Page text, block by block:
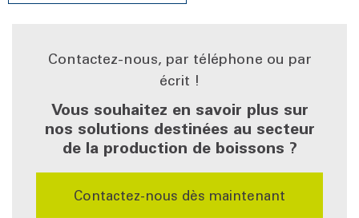
Contactez-nous, par téléphone ou par
écrit !
Vous souhaitez en savoir plus sur
nos solutions destinées au secteur
de la production de boissons ?
Contactez-nous dès maintenant